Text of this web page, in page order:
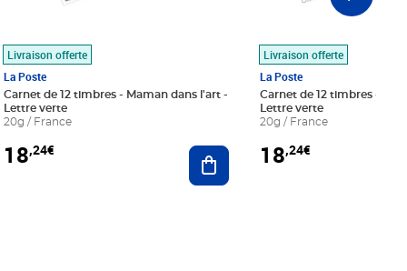
au panier
Livraison offerte
La Poste
Carnet de 12 timbres - Maman dans l'art -
Lettre verte
20g / France
18,24€ Ajouter au panier
Livraison offerte
La Poste
Carnet de 12 timbres - Le
Lettre verte
20g / France
18,24€